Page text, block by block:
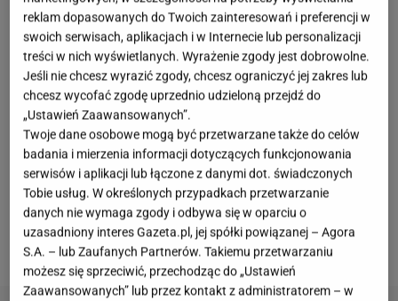
zachwycą wszystkich, którzy stawiają na precyzję i
świetną jakości, jak i estetykę w kuchni. Poniższe
noże te wyróżniają się niezwykłą ostrością i
trwałością ostrzy, a to dzięki zaawansowanej
technologii produkcji w wysokich temperaturach.
Komplet w ryflowanym albo marmurowym stojaku
będzie pięknie prezentował się na blacie kuchenny.
Zestawy zawierają niezbędne noże, a także inne
akcesoria, np. deski do krojenia. To także praktyczny
i elegancki pomysł na prezent.
reklam dopasowanych do Twoich zainteresowań i preferencji w
swoich serwisach, aplikacjach i w Internecie lub personalizacji
treści w nich wyświetlanych. Wyrażenie zgody jest dobrowolne.
Jeśli nie chcesz wyrazić zgody, chcesz ograniczyć jej zakres lub
chcesz wycofać zgodę uprzednio udzieloną przejdź do
„Ustawień Zaawansowanych”.
Twoje dane osobowe mogą być przetwarzane także do celów
badania i mierzenia informacji dotyczących funkcjonowania
serwisów i aplikacji lub łączone z danymi dot. świadczonych
Tobie usług. W określonych przypadkach przetwarzanie
danych nie wymaga zgody i odbywa się w oparciu o
uzasadniony interes Gazeta.pl, jej spółki powiązanej – Agora
S.A. – lub Zaufanych Partnerów. Takiemu przetwarzaniu
możesz się sprzeciwić, przechodząc do „Ustawień
Zaawansowanych” lub przez kontakt z administratorem – w